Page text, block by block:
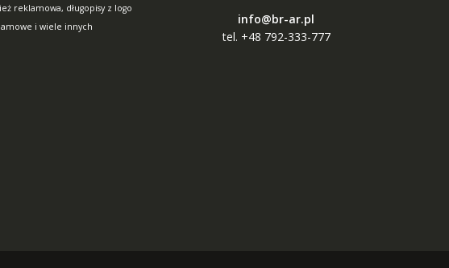
reklamowa, długopisy z logo
i wiele innych
info@br-ar.pl
tel. +48 792-333-777